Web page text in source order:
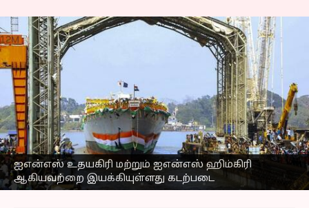
ஐஎன்எஸ் உதயகிரி மற்றும் ஐஎன்எஸ் ஹிம்கிரி
ஆகியவற்றை இயக்கியுள்ளது கடற்படை
கடல்சார் பாதுகாப்பை
வலுப்படுத்த,
உள்நாட்டிலேயே
தயாரிக்கப்பட்ட 2
போர்க்கப்பல்களை
இறக்கும் இந்திய
கடற்படை
எழுதியவர் Venkatalakshmi V Aug 26, 2025 05:33 pm